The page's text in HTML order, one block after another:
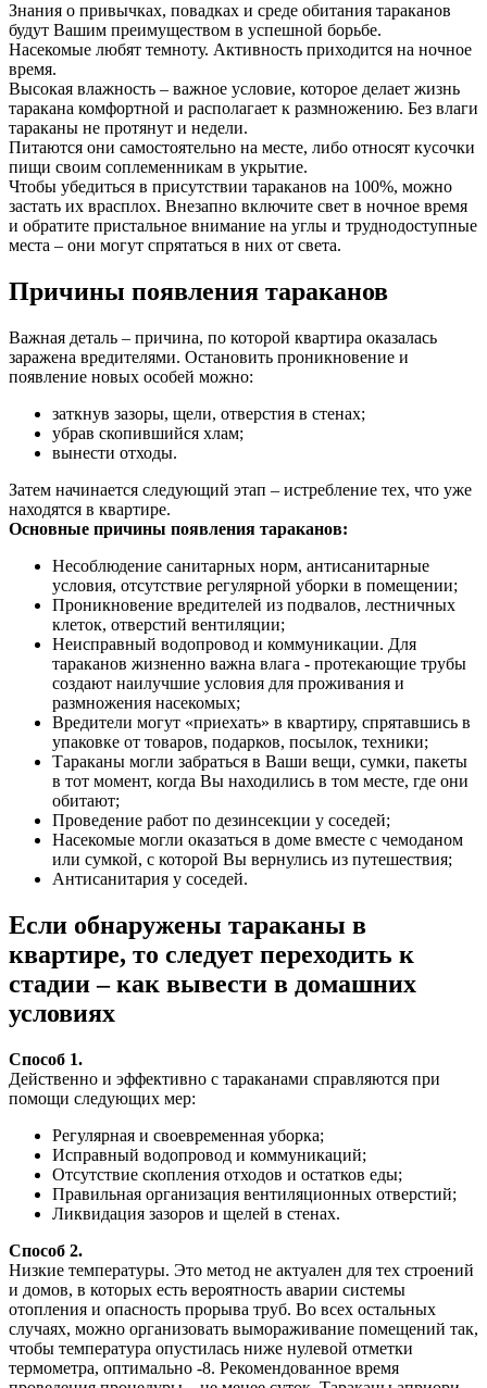
Знания о привычках, повадках и среде обитания тараканов
будут Вашим преимуществом в успешной борьбе.
Насекомые любят темноту. Активность приходится на ночное
время.
Высокая влажность – важное условие, которое делает жизнь
таракана комфортной и располагает к размножению. Без влаги
тараканы не протянут и недели.
Питаются они самостоятельно на месте, либо относят кусочки
пищи своим соплеменникам в укрытие.
Чтобы убедиться в присутствии тараканов на 100%, можно
застать их врасплох. Внезапно включите свет в ночное время
и обратите пристальное внимание на углы и труднодоступные
места – они могут спрятаться в них от света.
Причины появления тараканов
Важная деталь – причина, по которой квартира оказалась
заражена вредителями. Остановить проникновение и
появление новых особей можно:
заткнув зазоры, щели, отверстия в стенах;
убрав скопившийся хлам;
вынести отходы.
Затем начинается следующий этап – истребление тех, что уже
находятся в квартире.
Основные причины появления тараканов:
Несоблюдение санитарных норм, антисанитарные
условия, отсутствие регулярной уборки в помещении;
Проникновение вредителей из подвалов, лестничных
клеток, отверстий вентиляции;
Неисправный водопровод и коммуникации. Для
тараканов жизненно важна влага - протекающие трубы
создают наилучшие условия для проживания и
размножения насекомых;
Вредители могут «приехать» в квартиру, спрятавшись в
упаковке от товаров, подарков, посылок, техники;
Тараканы могли забраться в Ваши вещи, сумки, пакеты
в тот момент, когда Вы находились в том месте, где они
обитают;
Проведение работ по дезинсекции у соседей;
Насекомые могли оказаться в доме вместе с чемоданом
или сумкой, с которой Вы вернулись из путешествия;
Антисанитария у соседей.
Если обнаружены тараканы в
квартире, то следует переходить к
стадии – как вывести в домашних
условиях
Способ 1.
Действенно и эффективно с тараканами справляются при
помощи следующих мер:
Регулярная и своевременная уборка;
Исправный водопровод и коммуникаций;
Отсутствие скопления отходов и остатков еды;
Правильная организация вентиляционных отверстий;
Ликвидация зазоров и щелей в стенах.
Способ 2.
Низкие температуры. Это метод не актуален для тех строений
и домов, в которых есть вероятность аварии системы
отопления и опасность прорыва труб. Во всех остальных
случаях, можно организовать вымораживание помещений так,
чтобы температура опустилась ниже нулевой отметки
термометра, оптимально -8. Рекомендованное время